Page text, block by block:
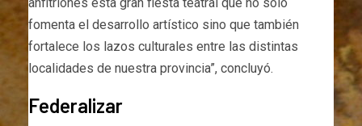
fomenta el desarrollo artístico sino que también
fortalece los lazos culturales entre las distintas
localidades de nuestra provincia”, concluyó.
Federalizar